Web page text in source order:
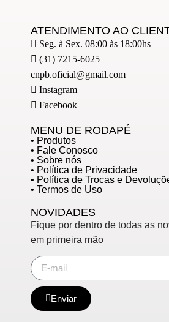
ATENDIMENTO AO
Seg. à Sex. 08:00 às 18:00hs
(31) 7215-6025
cnpb.oficial@gmail.com
Instagram
Facebook
MENU DE RODAPÉ
• Produtos
• Fale Conosco
• Sobre nós
• Política de Privacidade
• Política de Trocas e
• Termos de Uso
NOVIDADES
Fique por dentro de todas as
em primeira mão
Enviar